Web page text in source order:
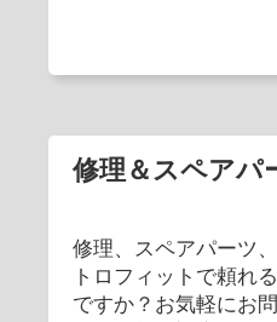
修理＆スペアパ
修理、スペアパーツ
トロフィットで頼れ
ですか？お気軽にお